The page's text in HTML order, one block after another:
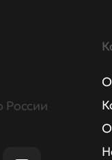
России